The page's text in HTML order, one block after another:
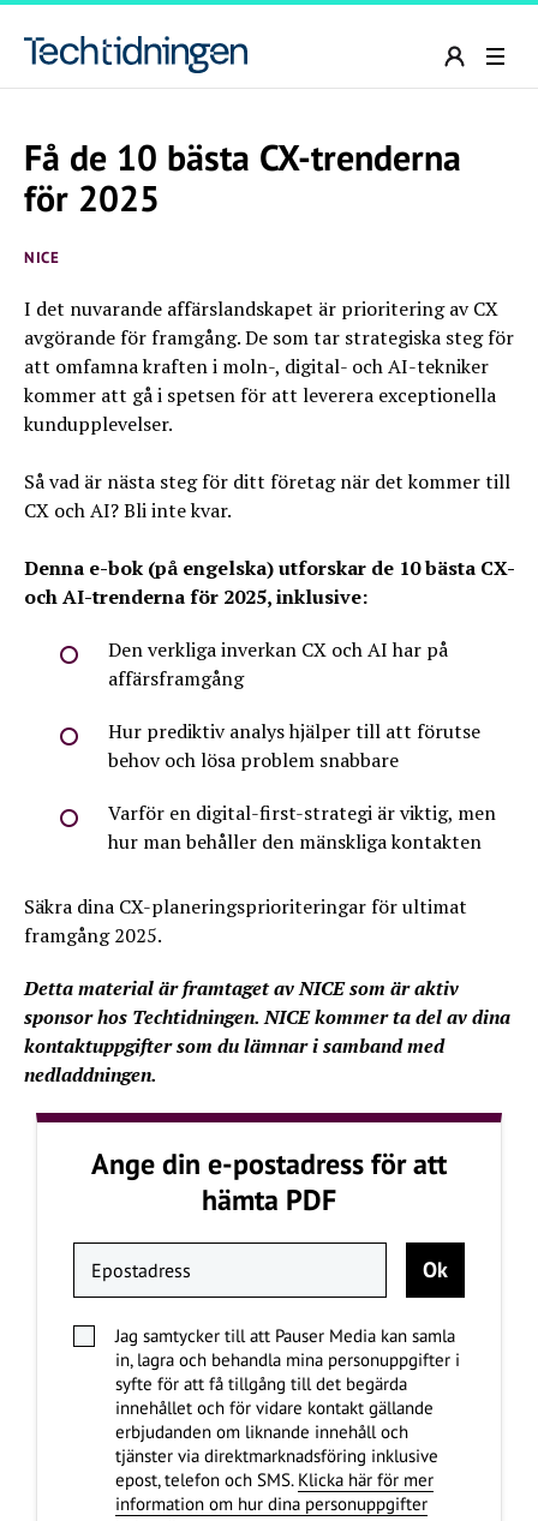
Få de 10 bästa CX-trenderna
för 2025
NICE
I det nuvarande affärslandskapet är prioritering av CX
avgörande för framgång. De som tar strategiska steg för
att omfamna kraften i moln-, digital- och AI-tekniker
kommer att gå i spetsen för att leverera exceptionella
kundupplevelser.
Så vad är nästa steg för ditt företag när det kommer till
CX och AI? Bli inte kvar.
Denna e-bok (på engelska) utforskar de 10 bästa CX-
och AI-trenderna för 2025, inklusive:
Den verkliga inverkan CX och AI har på
affärsframgång
Hur prediktiv analys hjälper till att förutse
behov och lösa problem snabbare
Varför en digital-first-strategi är viktig, men
hur man behåller den mänskliga kontakten
Säkra dina CX-planeringsprioriteringar för ultimat
framgång 2025.
Detta material är framtaget av NICE som är aktiv
sponsor hos Techtidningen. NICE kommer ta del av dina
kontaktuppgifter som du lämnar i samband med
nedladdningen.
Ange din e-postadress för att
hämta PDF
Jag samtycker till att Pauser Media kan samla
in, lagra och behandla mina personuppgifter i
syfte för att få tillgång till det begärda
innehållet och för vidare kontakt gällande
erbjudanden om liknande innehåll och
tjänster via direktmarknadsföring inklusive
epost, telefon och SMS. Klicka här för mer
information om hur dina personuppgifter